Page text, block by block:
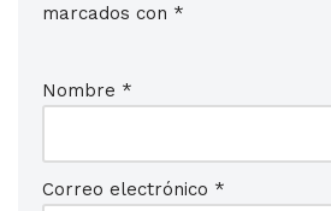
marcados con *
Nombre *
Correo electrónico *